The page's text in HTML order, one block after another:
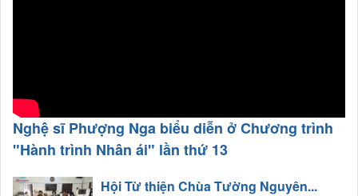
Nghệ sĩ Phượng Nga biểu diễn ở Chương trình
"Hành trình Nhân ái" lần thứ 13
Hội Từ thiện Chùa Tường Nguyên...